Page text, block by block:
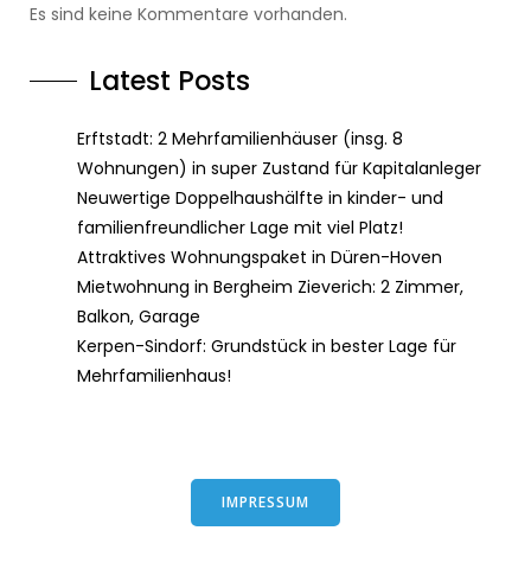
Es sind keine Kommentare vorhanden.
Latest Posts
Erftstadt: 2 Mehrfamilienhäuser (insg. 8
Wohnungen) in super Zustand für Kapitalanleger
Neuwertige Doppelhaushälfte in kinder- und
familienfreundlicher Lage mit viel Platz!
Attraktives Wohnungspaket in Düren-Hoven
Mietwohnung in Bergheim Zieverich: 2 Zimmer,
Balkon, Garage
Kerpen-Sindorf: Grundstück in bester Lage für
Mehrfamilienhaus!
IMPRESSUM